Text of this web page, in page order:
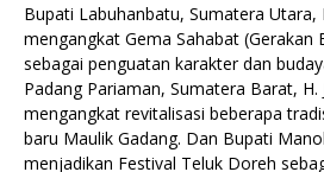
Bupati Labuhanbatu, Sumatera Utara,
mengangkat Gema Sahabat (Gerakan
sebagai penguatan karakter dan
Padang Pariaman, Sumatera Barat, H.
mengangkat revitalisasi beberapa
baru Maulik Gadang. Dan Bupati
menjadikan Festival Teluk Doreh